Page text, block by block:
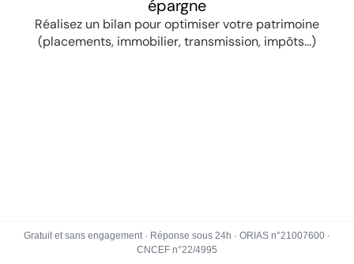
Gratuit et sans engagement · Réponse sous 24h · ORIAS n°21007600 ·
CNCEF n°22/4995